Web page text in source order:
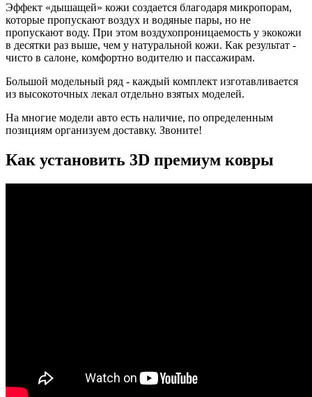
Эффект «дышащей» кожи создается благодаря микропорам,
которые пропускают воздух и водяные пары, но не
пропускают воду. При этом воздухопроницаемость у экокожи
в десятки раз выше, чем у натуральной кожи. Как результат -
чисто в салоне, комфортно водителю и пассажирам.
Большой модельный ряд - каждый комплект изготавливается
из высокоточных лекал отдельно взятых моделей.
На многие модели авто есть наличие, по определенным
позициям организуем доставку. Звоните!
Как установить 3D премиум ковры